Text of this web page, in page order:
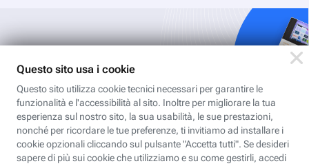
Iscriviti
all'area
personale